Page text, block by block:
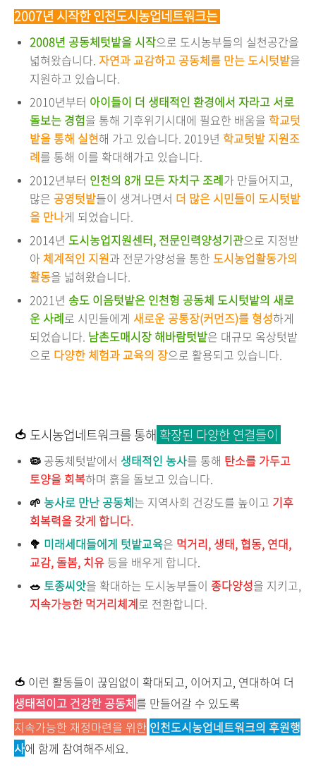
2007년 시작한 인천도시농업네트워크는
2008년 공동체텃밭을 시작으로 도시농부들의 실천공간을
넓혀왔습니다. 자연과 교감하고 공동체를 만는 도시텃밭을
지원하고 있습니다.
2010년부터 아이들이 더 생태적인 환경에서 자라고 서로
돌보는 경험을 통해 기후위기시대에 필요한 배움을 학교텃
밭을 통해 실현해 가고 있습니다. 2019년 학교텃밭 지원조
례를 통해 이를 확대해가고 있습니다.
2012년부터 인천의 8개 모든 자치구 조례가 만들어지고,
많은 공영텃밭들이 생겨나면서 더 많은 시민들이 도시텃밭
을 만나게 되었습니다.
2014년 도시농업지원센터, 전문인력양성기관으로 지정받
아 체계적인 지원과 전문가양성을 통한 도시농업활동가의
활동을 넓혀왔습니다.
2021년 송도 이음텃밭은 인천형 공동체 도시텃밭의 새로
운 사례로 시민들에게 새로운 공통장(커먼즈)를 형성하게
되었습니다. 남촌도매시장 해바람텃밭은 대규모 옥상텃밭
으로 다양한 체험과 교육의 장으로 활용되고 있습니다.
🍅 도시농업네트워크를 통해 확장된 다양한 연결들이
🦠 공동체텃밭에서 생태적인 농사를 통해 탄소를 가두고
토양을 회복하며 흙을 돌보고 있습니다.
🌱 농사로 만난 공동체는 지역사회 건강도를 높이고 기후
회복력을 갖게 합니다.
🥦 미래세대들에게 텃밭교육은 먹거리, 생태, 협동, 연대,
교감, 돌봄, 치유 등을 배우게 합니다.
🥗 토종씨앗을 확대하는 도시농부들이 종다양성을 지키고,
지속가능한 먹거리체계로 전환합니다.
🍅 이런 활동들이 끊임없이 확대되고, 이어지고, 연대하여 더
생태적이고 건강한 공동체를 만들어갈 수 있도록
지속가능한 재정마련을 위한 인천도시농업네트워크의 후원행
사에 함께 참여해주세요.